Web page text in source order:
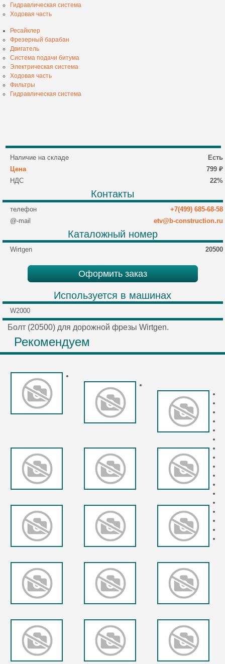
Гидравлическая система
Ходовая часть
Ресайклер
Фрезерный барабан
Двигатель
Система подачи битума
Электрическая система
Ходовая часть
Фильтры
Гидравлическая система
Наличие на складе
Есть
Цена
799 ₽
НДС
22%
Контакты
телефон
+7(499) 685-68-58
@-mail
etv@b-construction.ru
Каталожный номер
Wirtgen 20500
Оформить заказ
Используется в машинах
W2000
Болт (20500) для дорожной фрезы Wirtgen.
Рекомендуем